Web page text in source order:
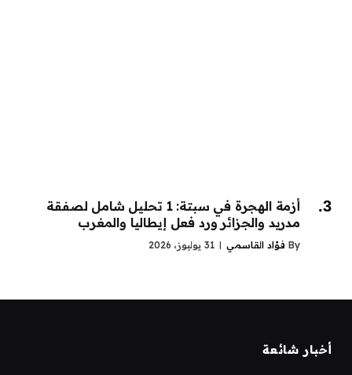
أزمة الهجرة في سبتة: 1 تحليل شامل لصفقة
مدريد والجزائر ورد فعل إيطاليا والمغرب
By فؤاد القاسمي 31 يوليوز، 2026
أخبار شائعة